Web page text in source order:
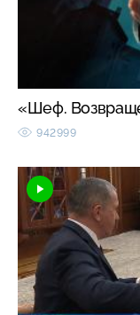
«Шеф.
942999